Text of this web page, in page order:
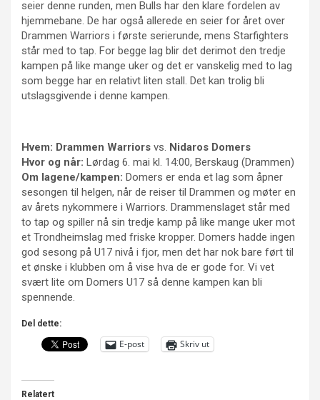
seier denne runden, men Bulls har den klare fordelen av
hjemmebane. De har også allerede en seier for året over
Drammen Warriors i første serierunde, mens Starfighters
står med to tap. For begge lag blir det derimot den tredje
kampen på like mange uker og det er vanskelig med to lag
som begge har en relativt liten stall. Det kan trolig bli
utslagsgivende i denne kampen.
Hvem: Drammen Warriors vs. Nidaros Domers
Hvor og når: Lørdag 6. mai kl. 14:00, Berskaug (Drammen)
Om lagene/kampen: Domers er enda et lag som åpner
sesongen til helgen, når de reiser til Drammen og møter en
av årets nykommere i Warriors. Drammenslaget står med
to tap og spiller nå sin tredje kamp på like mange uker mot
et Trondheimslag med friske kropper. Domers hadde ingen
god sesong på U17 nivå i fjor, men det har nok bare ført til
et ønske i klubben om å vise hva de er gode for. Vi vet
svært lite om Domers U17 så denne kampen kan bli
spennende.
Del dette:
E-post Skriv ut
Relatert